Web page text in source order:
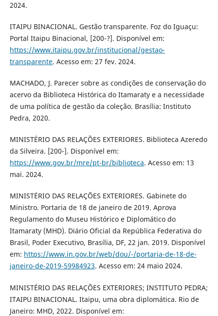
2024.
ITAIPU BINACIONAL. Gestão transparente. Foz do Iguaçu:
Portal Itaipu Binacional, [200-?]. Disponível em:
https://www.itaipu.gov.br/institucional/gestao-
transparente. Acesso em: 27 fev. 2024.
MACHADO, J. Parecer sobre as condições de conservação do
acervo da Biblioteca Histórica do Itamaraty e a necessidade
de uma política de gestão da coleção. Brasília: Instituto
Pedra, 2020.
MINISTÉRIO DAS RELAÇÕES EXTERIORES. Biblioteca Azeredo
da Silveira. [200-]. Disponível em:
https://www.gov.br/mre/pt-br/biblioteca. Acesso em: 13
mai. 2024.
MINISTÉRIO DAS RELAÇÕES EXTERIORES. Gabinete do
Ministro. Portaria de 18 de janeiro de 2019. Aprova
Regulamento do Museu Histórico e Diplomático do
Itamaraty (MHD). Diário Oficial da República Federativa do
Brasil, Poder Executivo, Brasília, DF, 22 jan. 2019. Disponível
em: https://www.in.gov.br/web/dou/-/portaria-de-18-de-
janeiro-de-2019-59984923. Acesso em: 24 maio 2024.
MINISTÉRIO DAS RELAÇÕES EXTERIORES; INSTITUTO PEDRA;
ITAIPU BINACIONAL. Itaipu, uma obra diplomática. Rio de
Janeiro: MHD, 2022. Disponível em: